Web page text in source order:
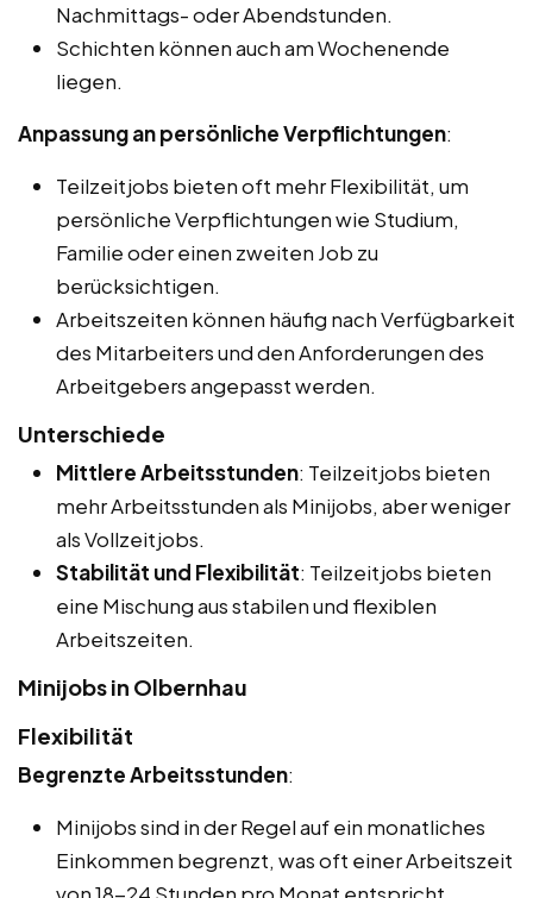
Nachmittags- oder Abendstunden.
Schichten können auch am Wochenende
liegen.
Anpassung an persönliche Verpflichtungen:
Teilzeitjobs bieten oft mehr Flexibilität, um
persönliche Verpflichtungen wie Studium,
Familie oder einen zweiten Job zu
berücksichtigen.
Arbeitszeiten können häufig nach Verfügbarkeit
des Mitarbeiters und den Anforderungen des
Arbeitgebers angepasst werden.
Unterschiede
Mittlere Arbeitsstunden: Teilzeitjobs bieten
mehr Arbeitsstunden als Minijobs, aber weniger
als Vollzeitjobs.
Stabilität und Flexibilität: Teilzeitjobs bieten
eine Mischung aus stabilen und flexiblen
Arbeitszeiten.
Minijobs in Olbernhau
Flexibilität
Begrenzte Arbeitsstunden:
Minijobs sind in der Regel auf ein monatliches
Einkommen begrenzt, was oft einer Arbeitszeit